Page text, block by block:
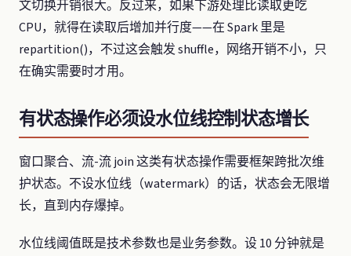
文切换开销很大。反过来，如果下游处理比读取更吃
CPU，就得在读取后增加并行度——在 Spark 里是
repartition()，不过这会触发 shuffle，网络开销不小，只
在确实需要时才用。
有状态操作必须设水位线控制状态增长
窗口聚合、流-流 join 这类有状态操作需要框架跨批次维
护状态。不设水位线（watermark）的话，状态会无限增
长，直到内存爆掉。
水位线阈值既是技术参数也是业务参数。设 10 分钟就是